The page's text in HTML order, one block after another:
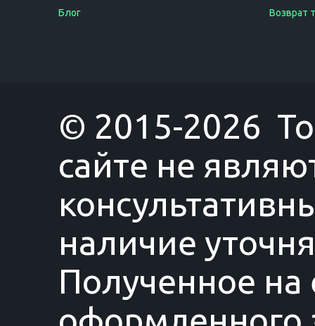
Блог
Возврат
© 2015-2026
сайте не
наличие
Полученное на